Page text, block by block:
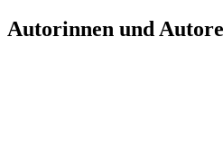
Autorinnen und